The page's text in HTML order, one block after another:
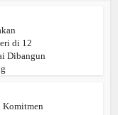
di 12
Dibangun
Komitmen